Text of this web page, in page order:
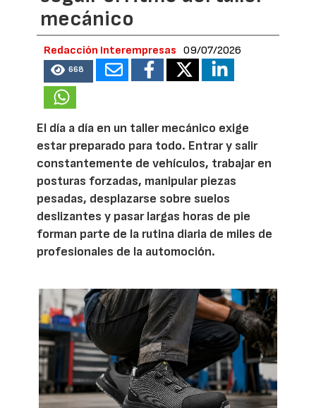
mecánico
Redacción Interempresas 09/07/2026
668
El día a día en un taller mecánico exige
estar preparado para todo. Entrar y salir
constantemente de vehículos, trabajar en
posturas forzadas, manipular piezas
pesadas, desplazarse sobre suelos
deslizantes y pasar largas horas de pie
forman parte de la rutina diaria de miles de
profesionales de la automoción.